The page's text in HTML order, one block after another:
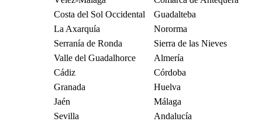
Costa del Sol Occidental
Guadalteba
La Axarquía
Nororma
Serranía de Ronda
Sierra de las Nieves
Valle del Guadalhorce
Almería
Cádiz
Córdoba
Granada
Huelva
Jaén
Málaga
Sevilla
Andalucía